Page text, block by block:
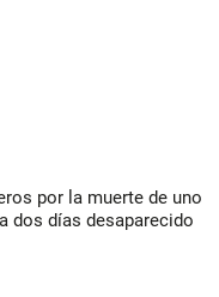
por la muerte de uno
dos días desaparecido